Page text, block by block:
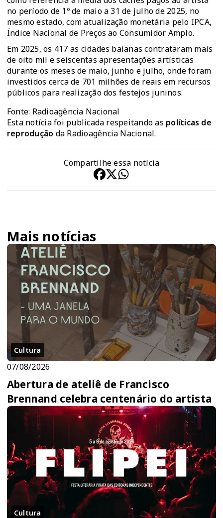
no período de 1º de maio a 31 de julho de 2025, no
mesmo estado, com atualização monetária pelo IPCA,
Índice Nacional de Preços ao Consumidor Amplo.
Em 2025, os 417 as cidades baianas contrataram mais
de oito mil e seiscentas apresentações artísticas
durante os meses de maio, junho e julho, onde foram
investidos cerca de 701 milhões de reais em recursos
públicos para realização dos festejos juninos.
Fonte: Radioagência Nacional
Esta notícia foi publicada respeitando as políticas de
reprodução da Radioagência Nacional.
Compartilhe essa notícia
Mais notícias
Cultura
07/08/2026
Abertura de ateliê de Francisco
Brennand celebra centenário do artista
Cultura